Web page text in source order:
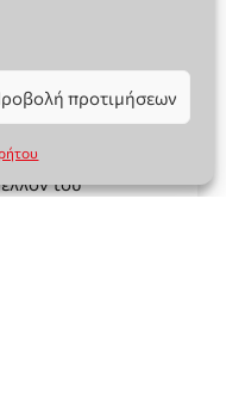
προτιμήσεων